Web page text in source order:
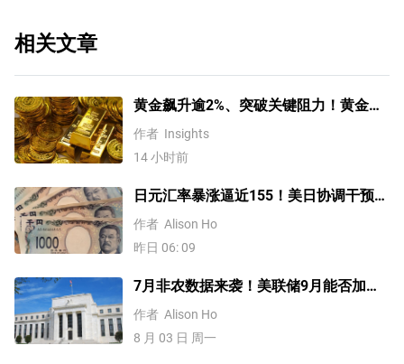
相关文章
黄金飙升逾2%、突破关键阻力！黄金、
WTI原油、美元指数、纳指100指数技术
分析
作者 Insights
14 小时前
日元汇率暴涨逼近155！美日协调干预后
，未来上涨还是下跌？
作者 Alison Ho
昨日 06: 09
7月非农数据来袭！美联储9月能否加
息？黄金、美元行情一触即发
作者 Alison Ho
8 月 03 日 周一